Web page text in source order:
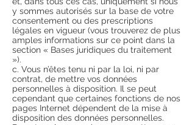
y sommes autorisés sur la base de votre
consentement ou des prescriptions
légales en vigueur (vous trouverez de plus
amples informations sur ce point dans la
section « Bases juridiques du traitement
»).
c. Vous n’êtes tenu ni par la loi, ni par
contrat, de mettre vos données
personnelles à disposition. Il se peut
cependant que certaines fonctions de nos
pages Internet dépendent de la mise à
disposition des données personnelles.